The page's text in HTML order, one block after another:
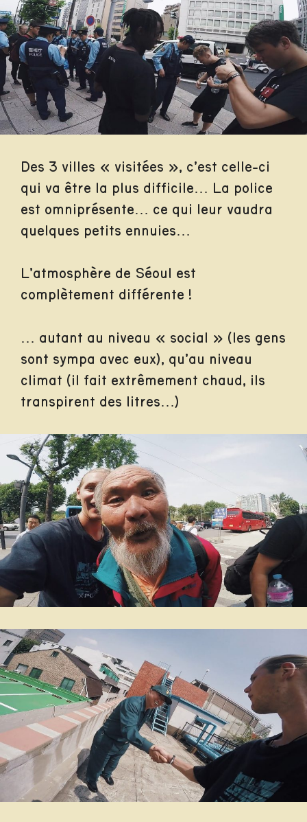
Des 3 villes « visitées », c’est celle-ci
qui va être la plus difficile… La police
est omniprésente… ce qui leur vaudra
quelques petits ennuies…
L’atmosphère de Séoul est
complètement différente !
… autant au niveau « social » (les gens
sont sympa avec eux), qu’au niveau
climat (il fait extrêmement chaud, ils
transpirent des litres…)